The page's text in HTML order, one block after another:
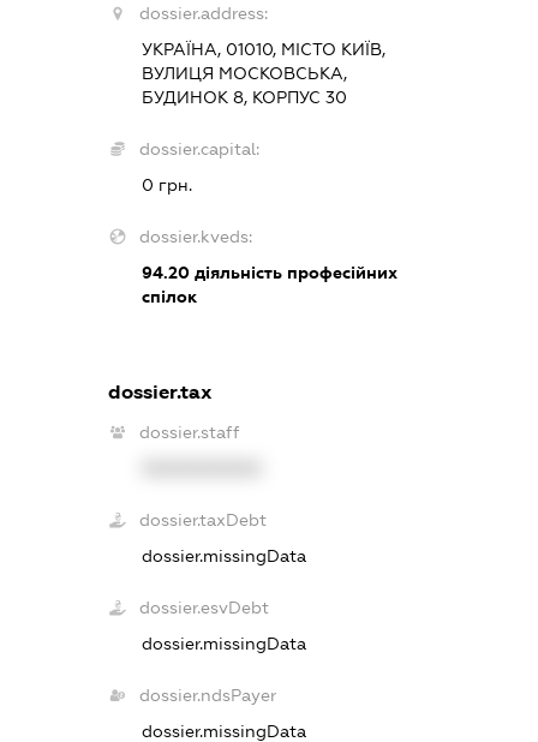
dossier.address:
УКРАЇНА, 01010, МІСТО КИЇВ,
ВУЛИЦЯ МОСКОВСЬКА,
БУДИНОК 8, КОРПУС 30
dossier.capital:
0 грн.
dossier.kveds:
94.20діяльність професійних
спілок
dossier.tax
dossier.staff
dossier.taxDebt
dossier.missingData
dossier.esvDebt
dossier.missingData
dossier.ndsPayer
dossier.missingData